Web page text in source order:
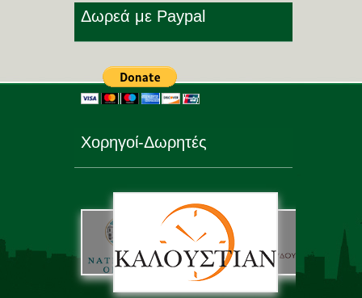
Δωρεά με Paypal
Χορηγοί-Δωρητές